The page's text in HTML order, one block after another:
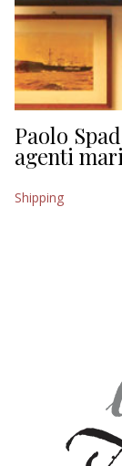
Paolo
agenti
Shipping